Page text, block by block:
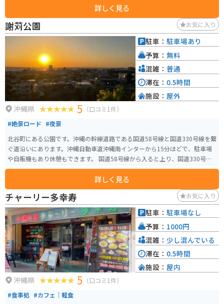
ったらぜひ行って欲しいスポットのひとつだと思います。
詳しく見る
謝苅公園 お気に入り
沖縄県 5 （口コミ1件）
#絶景ロード #夜景
北谷町にある公園です。沖縄の幹線道路である国道58号線と国道330号線を繋
ぐ道沿いにあります。沖縄自動車道沖縄南インターから15分ほどで、駐車場
や自販機もあり休憩もできます。 国道58号線から入ると上り、国道330号線
から入ると下りのワインディングを楽しめます。集落内を通る道で幅員は狭
く、急カーブも多いので安全運転で走行してください。夕方に行くと沈む夕
日と美浜アメリカンビレッジを含む夜景を楽しめます。
詳しく見る
駐車： 駐車場あり
予算： 無料
混雑： 普通
滞在： 0.5時間
施設： 屋外
チャーリー多幸寿 お気に入り
沖縄県 5 （口コミ1件）
#食事処 #カフェ｜軽食
駐車： 駐車場なし
予算： 1000円
混雑： 少し混んでいる
滞在： 0.5時間
施設： 屋内